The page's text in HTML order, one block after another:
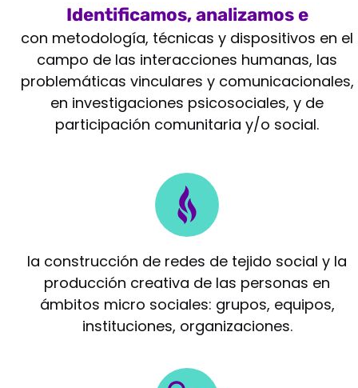
Identificamos, analizamos e
intervenimos
con metodología, técnicas y dispositivos en el
campo de las interacciones humanas, las
problemáticas vinculares y comunicacionales,
en investigaciones psicosociales, y de
participación comunitaria y/o social.
Potenciamos
la construcción de redes de tejido social y la
producción creativa de las personas en
ámbitos micro sociales: grupos, equipos,
instituciones, organizaciones.